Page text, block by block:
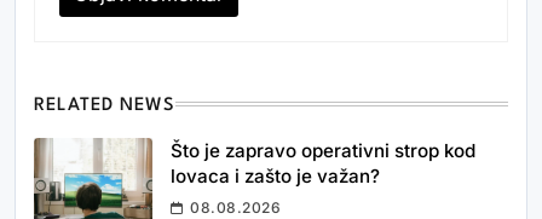
RELATED NEWS
Što je zapravo operativni strop kod
lovaca i zašto je važan?
08.08.2026